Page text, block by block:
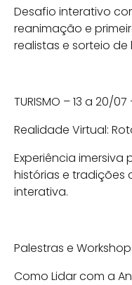
Desafio interativo
reanimação e
realistas e sorteio de
TURISMO – 13 a 20/07
Realidade Virtual:
Experiência imersiva
histórias e tradições
interativa.
Palestras e
Como Lidar com a